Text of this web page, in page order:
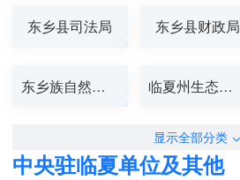
东乡县司法局 东乡县财政局
东乡族自然资源... 临夏州生态环境...
显示全部分类
中央驻临夏单位及其他